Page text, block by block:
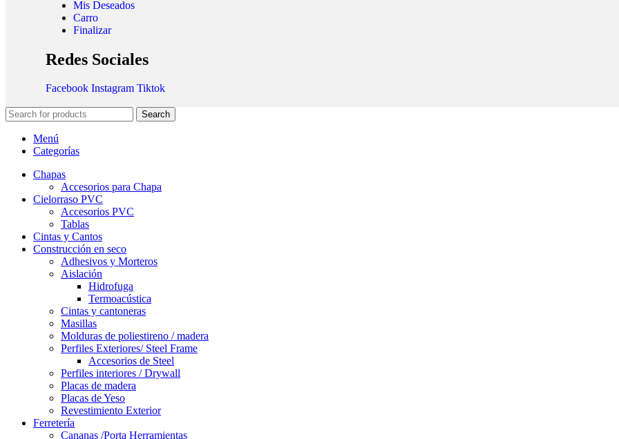
Mis Deseados
Carro
Finalizar
Redes Sociales
Facebook Instagram Tiktok
Search
Menú
Categorías
Chapas
Accesorios para Chapa
Cielorraso PVC
Accesorios PVC
Tablas
Cintas y Cantos
Construcción en seco
Adhesivos y Morteros
Aislación
Hidrofuga
Termoacústica
Cintas y cantoneras
Masillas
Molduras de poliestireno / madera
Perfiles Exteriores/ Steel Frame
Accesorios de Steel
Perfiles interiores / Drywall
Placas de madera
Placas de Yeso
Revestimiento Exterior
Ferretería
Cananas /Porta Herramientas